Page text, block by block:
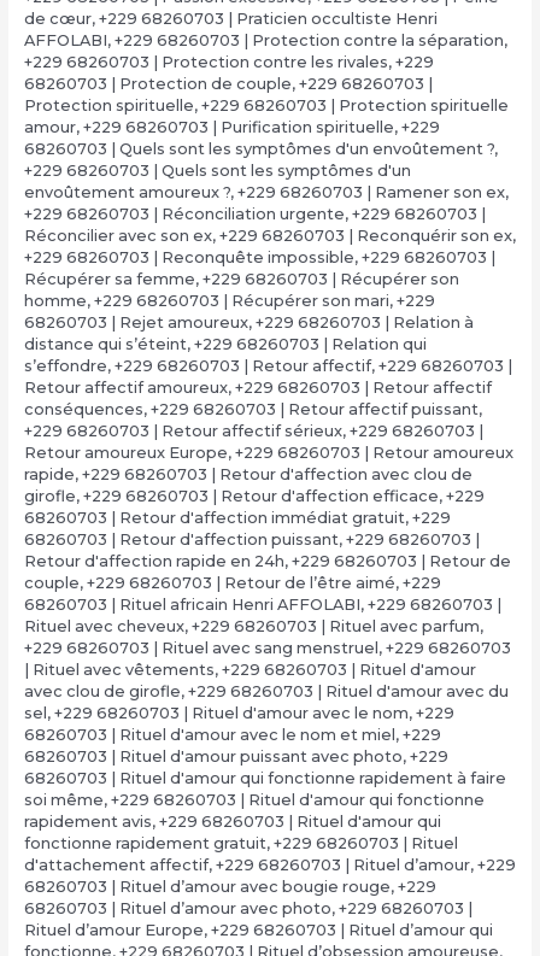
de cœur, +229 68260703 | Praticien occultiste Henri
AFFOLABI, +229 68260703 | Protection contre la séparation,
+229 68260703 | Protection contre les rivales, +229
68260703 | Protection de couple, +229 68260703 |
Protection spirituelle, +229 68260703 | Protection spirituelle
amour, +229 68260703 | Purification spirituelle, +229
68260703 | Quels sont les symptômes d'un envoûtement ?,
+229 68260703 | Quels sont les symptômes d'un
envoûtement amoureux ?, +229 68260703 | Ramener son ex,
+229 68260703 | Réconciliation urgente, +229 68260703 |
Réconcilier avec son ex, +229 68260703 | Reconquérir son ex,
+229 68260703 | Reconquête impossible, +229 68260703 |
Récupérer sa femme, +229 68260703 | Récupérer son
homme, +229 68260703 | Récupérer son mari, +229
68260703 | Rejet amoureux, +229 68260703 | Relation à
distance qui s’éteint, +229 68260703 | Relation qui
s’effondre, +229 68260703 | Retour affectif, +229 68260703 |
Retour affectif amoureux, +229 68260703 | Retour affectif
conséquences, +229 68260703 | Retour affectif puissant,
+229 68260703 | Retour affectif sérieux, +229 68260703 |
Retour amoureux Europe, +229 68260703 | Retour amoureux
rapide, +229 68260703 | Retour d'affection avec clou de
girofle, +229 68260703 | Retour d'affection efficace, +229
68260703 | Retour d'affection immédiat gratuit, +229
68260703 | Retour d'affection puissant, +229 68260703 |
Retour d'affection rapide en 24h, +229 68260703 | Retour de
couple, +229 68260703 | Retour de l’être aimé, +229
68260703 | Rituel africain Henri AFFOLABI, +229 68260703 |
Rituel avec cheveux, +229 68260703 | Rituel avec parfum,
+229 68260703 | Rituel avec sang menstruel , +229 68260703
| Rituel avec vêtements, +229 68260703 | Rituel d'amour
avec clou de girofle, +229 68260703 | Rituel d'amour avec du
sel , +229 68260703 | Rituel d'amour avec le nom, +229
68260703 | Rituel d'amour avec le nom et miel , +229
68260703 | Rituel d'amour puissant avec photo, +229
68260703 | Rituel d'amour qui fonctionne rapidement à faire
soi même, +229 68260703 | Rituel d'amour qui fonctionne
rapidement avis, +229 68260703 | Rituel d'amour qui
fonctionne rapidement gratuit, +229 68260703 | Rituel
d'attachement affectif, +229 68260703 | Rituel d’amour, +229
68260703 | Rituel d’amour avec bougie rouge, +229
68260703 | Rituel d’amour avec photo, +229 68260703 |
Rituel d’amour Europe, +229 68260703 | Rituel d’amour qui
fonctionne, +229 68260703 | Rituel d’obsession amoureuse,